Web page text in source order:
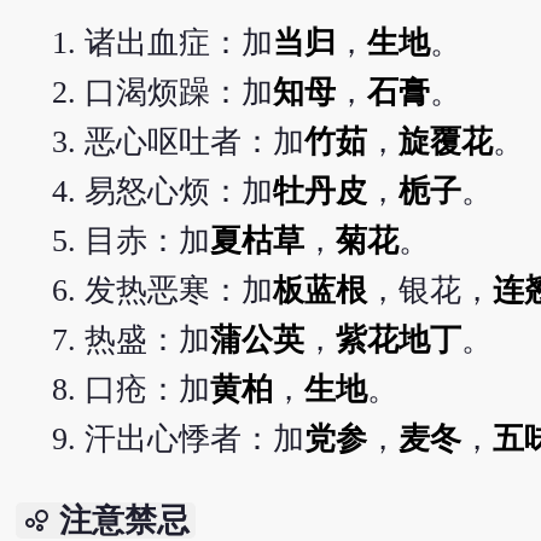
诸出血症：加当归 ， 生地。
口渴烦躁：加知母， 石膏。
恶心呕吐者：加竹茹， 旋覆花。
易怒心烦：加牡丹皮 ， 栀子。
目赤：加夏枯草， 菊花。
发热恶寒：加板蓝根 ，银花， 连
热盛：加蒲公英， 紫花地丁。
口疮：加黄柏 ， 生地。
汗出心悸者：加党参， 麦冬， 五
bubble_chart 注意禁忌